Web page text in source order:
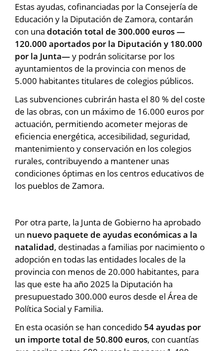
Estas ayudas, cofinanciadas por la Consejería de
Educación y la Diputación de Zamora, contarán
con una dotación total de 300.000 euros —
120.000 aportados por la Diputación y 180.000
por la Junta—y podrán solicitarse por los
ayuntamientos de la provincia con menos de
5.000 habitantes titulares de colegios públicos.
Las subvenciones cubrirán hasta el 80 % del coste
de las obras, con un máximo de 16.000 euros por
actuación, permitiendo acometer mejoras de
eficiencia energética, accesibilidad, seguridad,
mantenimiento y conservación en los colegios
rurales, contribuyendo a mantener unas
condiciones óptimas en los centros educativos de
los pueblos de Zamora.
Por otra parte, la Junta de Gobierno ha aprobado
un nuevo paquete de ayudas económicas a la
natalidad, destinadas a familias por nacimiento o
adopción en todas las entidades locales de la
provincia con menos de 20.000 habitantes, para
las que este ha año 2025 la Diputación ha
presupuestado 300.000 euros desde el Área de
Política Social y Familia.
En esta ocasión se han concedido 54 ayudas por
un importe total de 50.800 euros, con cuantías